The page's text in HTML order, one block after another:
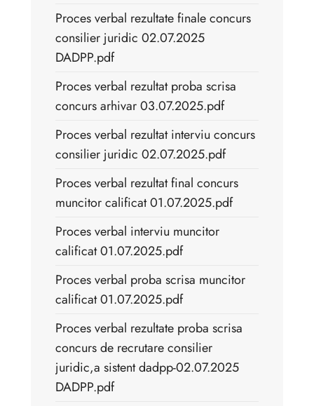
Proces verbal rezultate finale concurs
consilier juridic 02.07.2025
DADPP.pdf
Proces verbal rezultat proba scrisa
concurs arhivar 03.07.2025.pdf
Proces verbal rezultat interviu concurs
consilier juridic 02.07.2025.pdf
Proces verbal rezultat final concurs
muncitor calificat 01.07.2025.pdf
Proces verbal interviu muncitor
calificat 01.07.2025.pdf
Proces verbal proba scrisa muncitor
calificat 01.07.2025.pdf
Proces verbal rezultate proba scrisa
concurs de recrutare consilier
juridic,a sistent dadpp-02.07.2025
DADPP.pdf